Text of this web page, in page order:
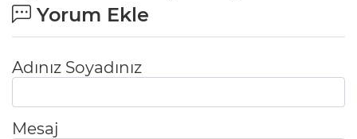
Yorum Ekle
Adınız Soyadınız
Mesaj